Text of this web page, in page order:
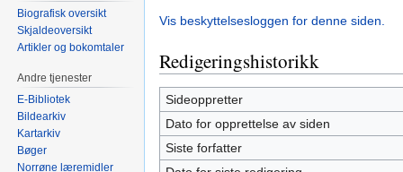
Vis beskyttelsesloggen for denne siden.
Redigeringshistorikk
Sideoppretter
Dato for opprettelse av siden
Siste forfatter
Biografisk oversikt
Skjaldeoversikt
Artikler og bokomtaler
Andre tjenester
E-Bibliotek
Bildearkiv
Kartarkiv
Bøger
Norrøne læremidler